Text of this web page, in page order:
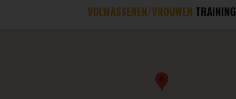
VOLWASSENEN/VROUWEN TRAINING